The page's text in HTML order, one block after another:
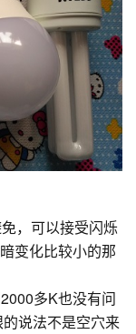
，可以接受闪烁
变化比较小的那
多K也没有问
说法不是空穴来